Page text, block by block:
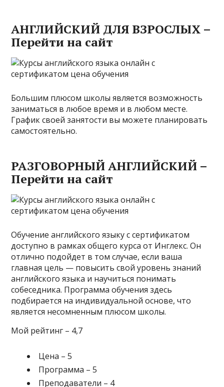
АНГЛИЙСКИЙ ДЛЯ ВЗРОСЛЫХ –
Перейти на сайт
Большим плюсом школы является возможность
заниматься в любое время и в любом месте.
График своей занятости вы можете планировать
самостоятельно.
РАЗГОВОРНЫЙ АНГЛИЙСКИЙ –
Перейти на сайт
Обучение английского языку с сертификатом
доступно в рамках общего курса от Инглекс. Он
отлично подойдет в том случае, если ваша
главная цель — повысить свой уровень знаний
английского языка и научиться понимать
собеседника. Программа обучения здесь
подбирается на индивидуальной основе, что
является несомненным плюсом школы.
Мой рейтинг – 4,7
Цена – 5
Программа – 5
Преподаватели – 4